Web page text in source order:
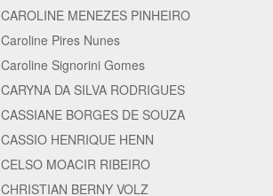
CAROLINE MENEZES PINHEIRO
Caroline Pires Nunes
Caroline Signorini Gomes
CARYNA DA SILVA RODRIGUES
CASSIANE BORGES DE SOUZA
CASSIO HENRIQUE HENN
CELSO MOACIR RIBEIRO
CHRISTIAN BERNY VOLZ